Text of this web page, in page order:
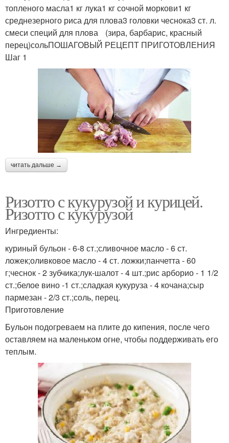
топленого масла1 кг лука1 кг сочной моркови1 кг
среднезерного риса для плова3 головки чеснока3 ст. л.
смеси специй для плова (зира, барбарис, красный
перец)сольПОШАГОВЫЙ РЕЦЕПТ ПРИГОТОВЛЕНИЯ
Шаг 1
читать дальше →
Ризотто с кукурузой и курицей.
Ризотто с кукурузой
Ингредиенты:
куриный бульон - 6-8 ст.;сливочное масло - 6 ст.
ложек;оливковое масло - 4 ст. ложки;панчетта - 60
г;чеснок - 2 зубчика;лук-шалот - 4 шт.;рис арборио - 1 1/2
ст.;белое вино -1 ст.;сладкая кукуруза - 4 кочана;сыр
пармезан - 2/3 ст.;соль, перец.
Приготовление
Бульон подогреваем на плите до кипения, после чего
оставляем на маленьком огне, чтобы поддерживать его
теплым.